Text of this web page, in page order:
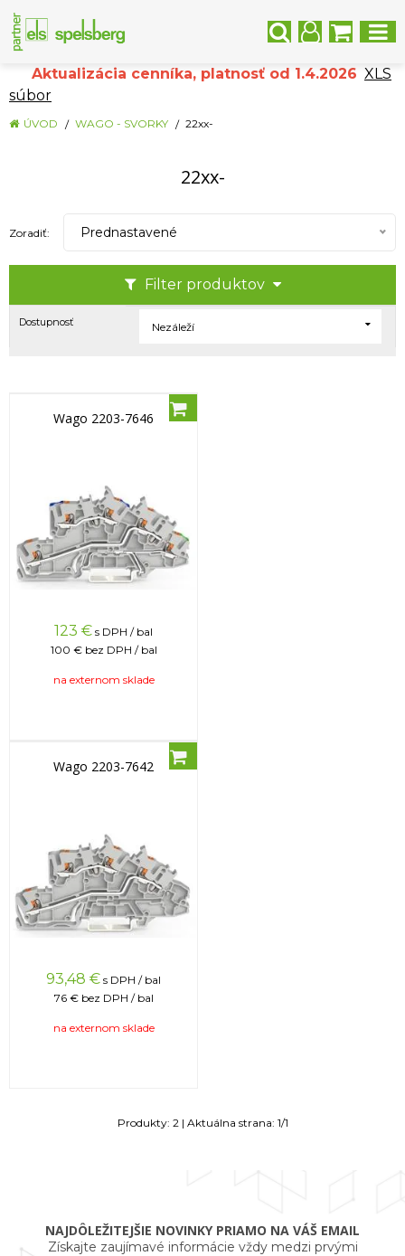
Aktualizácia cenníka, platnosť od 1.4.2026 XLS
súbor
ÚVOD WAGO - SVORKY 22xx-
22xx-
Filter produktov
Zoradiť: Prednastavené
Dostupnosť Nezáleží
Wago 2203-7646
123 € s DPH / bal
100 € bez DPH / bal
na externom sklade
Wago 2203-7642
93,48 € s DPH / bal
76 € bez DPH / bal
na externom sklade
Produkty: 2| Aktuálna strana: 1/1
NAJDÔLEŽITEJŠIE NOVINKY PRIAMO NA VÁŠ EMAIL
Získajte zaujímavé informácie vždy medzi prvými